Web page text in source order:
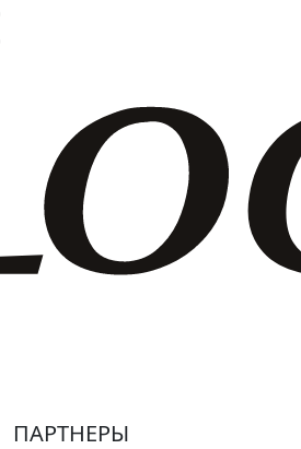
ПАРТНЕРЫ